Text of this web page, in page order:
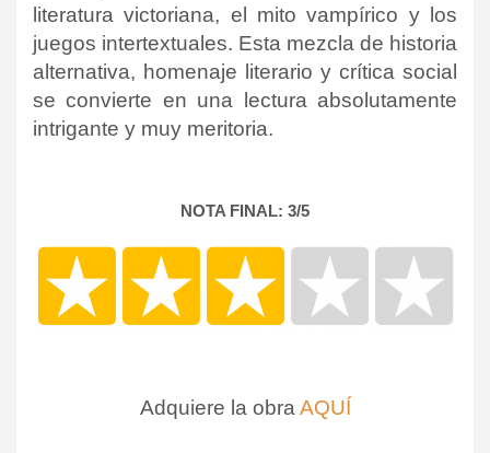
literatura victoriana, el mito vampírico y los
juegos intertextuales. Esta mezcla de historia
alternativa, homenaje literario y crítica social
se convierte en una lectura absolutamente
intrigante y muy meritoria.
NOTA FINAL: 3/5
Adquiere la obraAQUÍ